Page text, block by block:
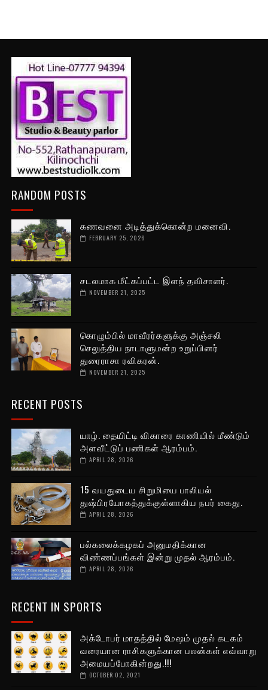
RANDOM POSTS
கணவனை அடித்துக்கொன்ற மனைவி.
FEBRUARY 25, 2026
சடலமாக மீட்கப்பட்ட இளந் தவிசாளர்.
NOVEMBER 21, 2025
கொழும்பில் மாவீரர்களுக்கு அஞ்சலி
செலுத்திய நாடாளுமன்ற உறுப்பினர்
துரைராசா ரவிகரன்.
NOVEMBER 21, 2025
RECENT POSTS
யாழ். தையிட்டி விகாரை காணியில் மீண்டும்
அளவீட்டுப் பணிகள் ஆரம்பம்.
APRIL 28, 2026
15 வயதுடைய சிறுமியை பாலியல்
துஷ்பிரயோகத்துக்குள்ளாகிய நபர் கைது.
APRIL 28, 2026
பல்கலைக்கழகப் அனுமதிக்கான
விண்ணப்பங்கள் இன்று முதல் ஆரம்பம்.
APRIL 28, 2026
RECENT IN SPORTS
அக்டோபர் மாதத்தில் மேஷம் முதல் கடகம்
வரையான ராசிகளுக்கான பலன்கள் எவ்வாறு
அமையப்போகின்றது.!!!
OCTOBER 02, 2021